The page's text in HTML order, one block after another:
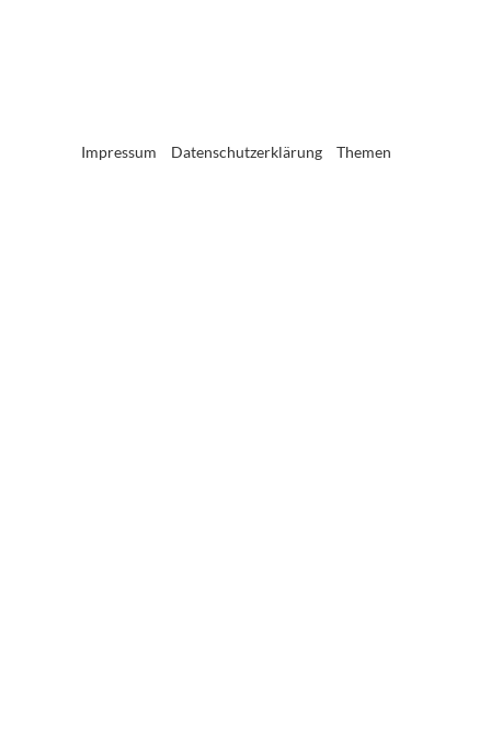
Impressum Datenschutzerklärung Themen